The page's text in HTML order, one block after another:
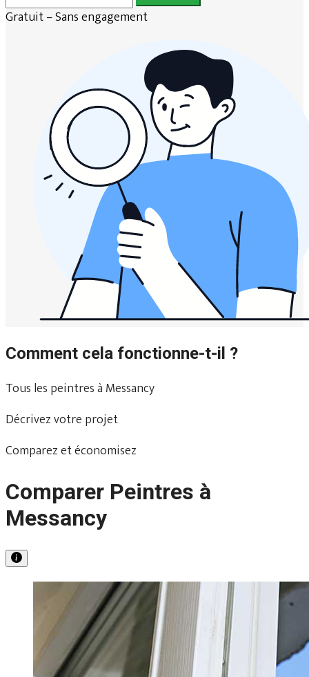
Gratuit – Sans engagement
Comment cela fonctionne-t-il ?
Tous les peintres à Messancy
Décrivez votre projet
Comparez et économisez
Comparer Peintres à
Messancy